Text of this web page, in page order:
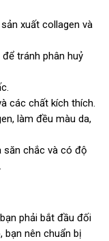
xuất collagen và
tránh phân huỷ
các chất kích thích.
làm đều màu da,
săn chắc và có độ
phải bắt đầu đối
bạn nên chuẩn bị